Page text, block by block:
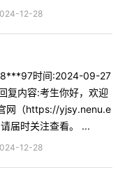
12-28
时间:2024-09-27
复内容:考生你好，欢迎
网（https://yjsy.nenu.e
届时关注查看。 ...
12-28